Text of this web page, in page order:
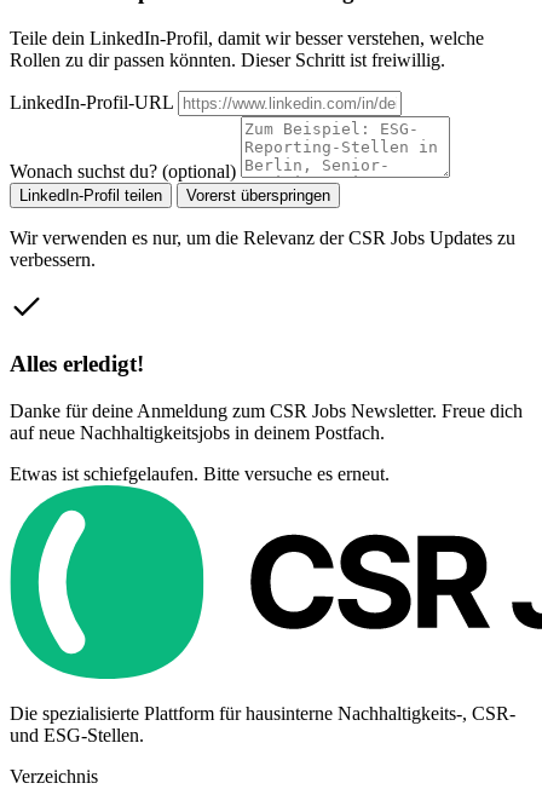
Teile dein LinkedIn-Profil, damit wir besser verstehen, welche
Rollen zu dir passen könnten. Dieser Schritt ist freiwillig.
LinkedIn-Profil-URL
Wonach suchst du? (optional)
LinkedIn-Profil teilen Vorerst überspringen
Wir verwenden es nur, um die Relevanz der CSR Jobs Updates zu
verbessern.
Alles erledigt!
Danke für deine Anmeldung zum CSR Jobs Newsletter. Freue dich
auf neue Nachhaltigkeitsjobs in deinem Postfach.
Etwas ist schiefgelaufen. Bitte versuche es erneut.
Die spezialisierte Plattform für hausinterne Nachhaltigkeits-, CSR-
und ESG-Stellen.
Verzeichnis